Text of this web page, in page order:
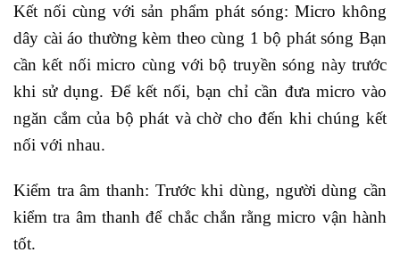
Kết nối cùng với sản phẩm phát sóng: Micro không
dây cài áo thường kèm theo cùng 1 bộ phát sóng Bạn
cần kết nối micro cùng với bộ truyền sóng này trước
khi sử dụng. Để kết nối, bạn chỉ cần đưa micro vào
ngăn cắm của bộ phát và chờ cho đến khi chúng kết
nối với nhau.
Kiểm tra âm thanh: Trước khi dùng, người dùng cần
kiểm tra âm thanh để chắc chắn rằng micro vận hành
tốt.